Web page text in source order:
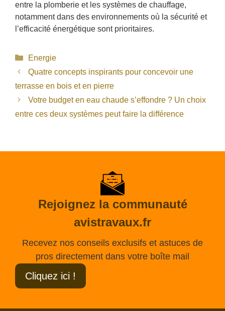
entre la plomberie et les systèmes de chauffage,
notamment dans des environnements où la sécurité et
l’efficacité énergétique sont prioritaires.
Catégories
Energie
Quatre concepts inspirants pour concevoir une
terrasse en bois et en pierre
Votre budget en eau chaude s’effondre ? Un choix
entre ces deux systèmes peut faire la différence
Rejoignez la communauté
avistravaux.fr
Recevez nos conseils exclusifs et astuces de
pros directement dans votre boîte mail
Cliquez ici !